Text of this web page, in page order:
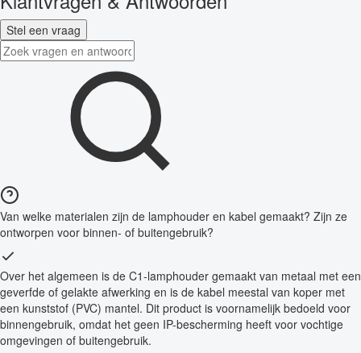
Stel een vraag
Van welke materialen zijn de lamphouder en kabel gemaakt? Zijn ze
ontworpen voor binnen- of buitengebruik?
Over het algemeen is de C1-lamphouder gemaakt van metaal met een
geverfde of gelakte afwerking en is de kabel meestal van koper met
een kunststof (PVC) mantel. Dit product is voornamelijk bedoeld voor
binnengebruik, omdat het geen IP-bescherming heeft voor vochtige
omgevingen of buitengebruik.